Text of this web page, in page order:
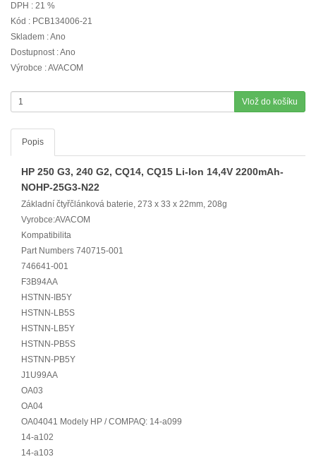
DPH : 21 %
Kód : PCB134006-21
Skladem : Ano
Dostupnost : Ano
Výrobce : AVACOM
Vlož do košíku
Popis
HP 250 G3, 240 G2, CQ14, CQ15 Li-Ion 14,4V 2200mAh-
NOHP-25G3-N22
Základní čtyřčlánková baterie, 273 x 33 x 22mm, 208g
Vyrobce:AVACOM
Kompatibilita
Part Numbers 740715-001
746641-001
F3B94AA
HSTNN-IB5Y
HSTNN-LB5S
HSTNN-LB5Y
HSTNN-PB5S
HSTNN-PB5Y
J1U99AA
OA03
OA04
OA04041 Modely HP / COMPAQ: 14-a099
14-a102
14-a103